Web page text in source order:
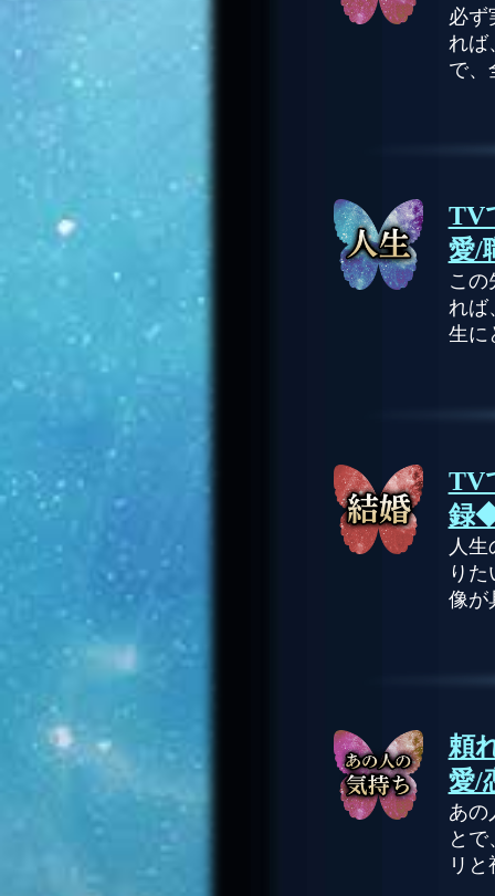
必ず
れば
で、
TV
愛/
こ
れば
生に
TV
録
人
り
像が
頼
愛/
あの
と
リ